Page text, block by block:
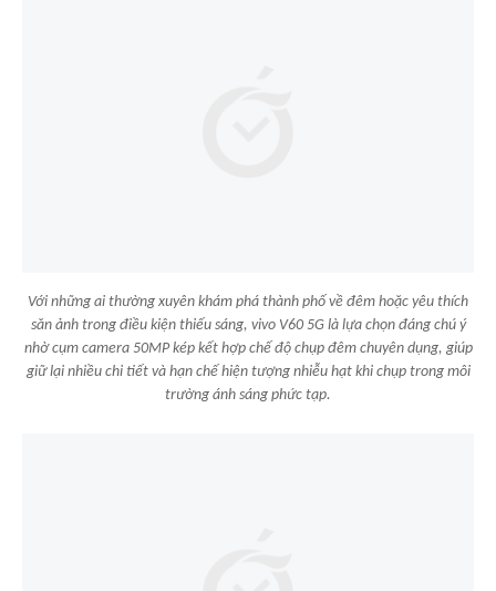
Với những ai thường xuyên khám phá thành phố về đêm hoặc yêu thích
săn ảnh trong điều kiện thiếu sáng, vivo V60 5G là lựa chọn đáng chú ý
nhờ cụm camera 50MP kép kết hợp chế độ chụp đêm chuyên dụng, giúp
giữ lại nhiều chi tiết và hạn chế hiện tượng nhiễu hạt khi chụp trong môi
trường ánh sáng phức tạp.